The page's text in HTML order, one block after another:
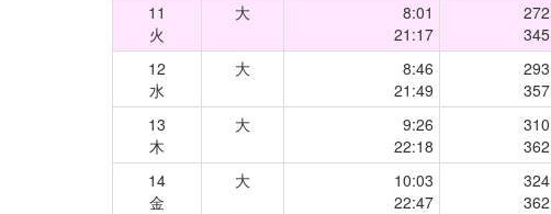
11
火
大
8:01
21:17
272
345
12
水
大
8:46
21:49
293
357
13
木
大
9:26
22:18
310
362
14
金
大
10:03
22:47
324
362